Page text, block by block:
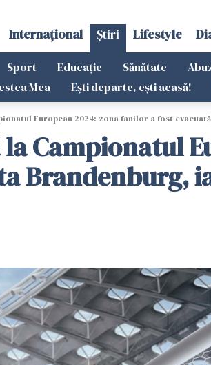
Internațional Știri Lifestyle
Sport Educație Sănătate
Mea
Ești departe, ești acasă!
European 2024: zona fanilor a fost
Campionatul
Brandenburg,